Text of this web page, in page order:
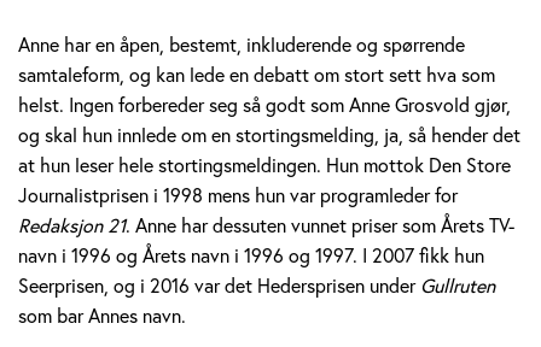
s
v
o
l
d
Anne har en åpen, bestemt, inkluderende og spørrende
samtaleform, og kan lede en debatt om stort sett hva som
helst. Ingen forbereder seg så godt som Anne Grosvold gjør,
og skal hun innlede om en stortingsmelding, ja, så hender det
at hun leser hele stortingsmeldingen. Hun mottok Den Store
Journalistprisen i 1998 mens hun var programleder for
Redaksjon 21. Anne har dessuten vunnet priser som Årets TV-
navn i 1996 og Årets navn i 1996 og 1997. I 2007 fikk hun
Seerprisen, og i 2016 var det Hedersprisen underGullruten
som bar Annes navn.